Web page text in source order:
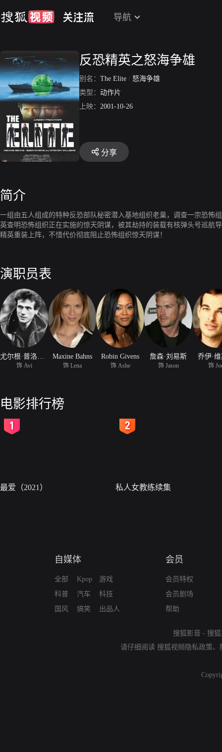
导航
反恐精英之怒海争雄
别名： The Elite / 怒海争雄
类型： 动作片
上映： 2001-10-26
分享
简介
一组由五人组成的特种反恐部队秘密潜入基地组织老巢，调查一宗恐
英查明恐怖组织正在实施的惊天阴谋，被其劫持的装载有核弹头号巡
精英重装上阵，不惜代价彻底阻止恐怖组织惊天阴谋！
演职员表
饰 Avi
Maxine Bahns
饰 Lena
Robin Givens
饰 Ashe
詹森·刘易斯
饰 Jason
乔伊·
饰
电影排行榜
最爱（2021） 私人女教练续集
自媒体
全部
科普
国风
Kpop
汽车
搞笑
游戏
科技
出品人
会员
会员特权
会员剧场
帮助
搜狐影音 - 搜
请仔细阅读 搜狐视频隐私政策、